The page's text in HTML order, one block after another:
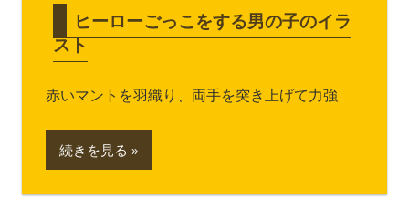
ヒーローごっこをする男の子のイラ
スト
赤いマントを羽織り、両手を突き上げて力強
続きを見る